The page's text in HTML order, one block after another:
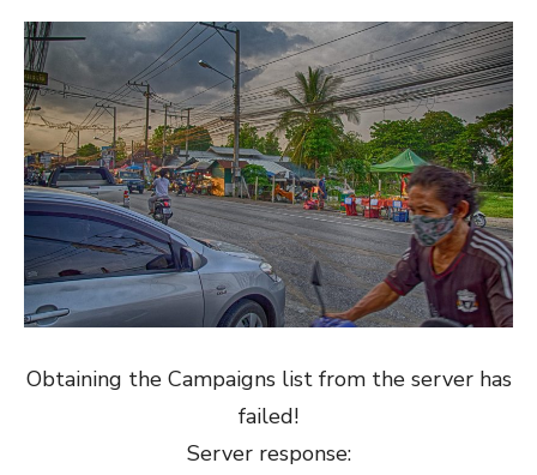
Obtaining the Campaigns list from the server has
failed!
Server response: